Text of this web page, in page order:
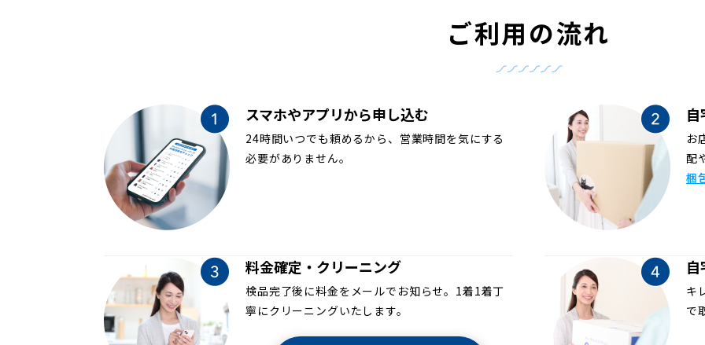
ご利用の流れ
スマホやアプリから申し込む
24時間いつでも頼めるから、営業時間を気にする
必要がありません。
お
配
梱
料金確定・クリーニング
検品完了後に料金をメールでお知らせ。1着1着丁
寧にクリーニングいたします。
キ
で